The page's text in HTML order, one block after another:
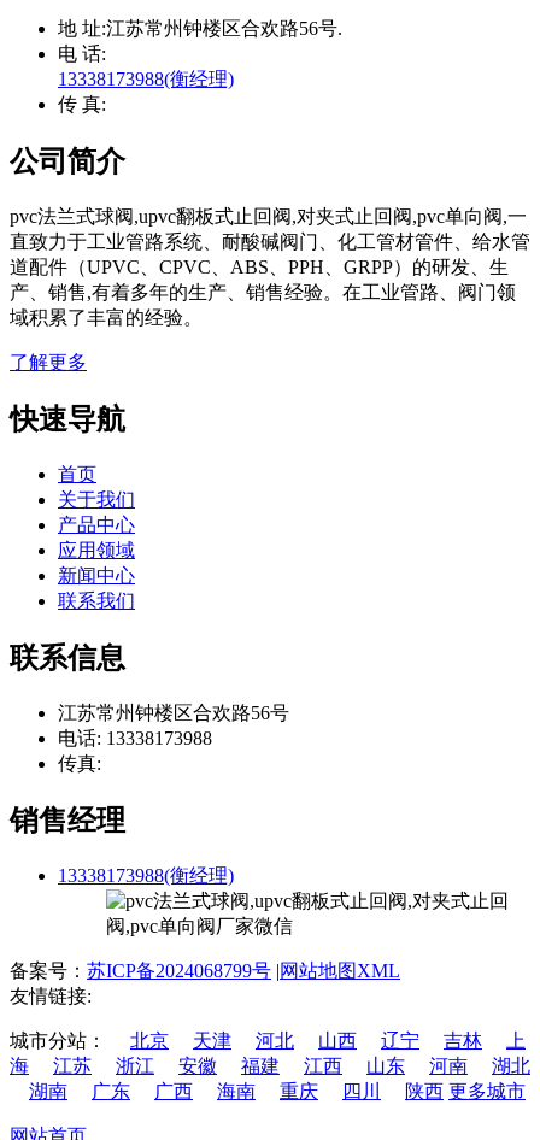
地 址:江苏常州钟楼区合欢路56号.
电 话:
13338173988(衡经理)
传 真:
公司简介
pvc法兰式球阀,upvc翻板式止回阀,对夹式止回阀,pvc单向阀,一
直致力于工业管路系统、耐酸碱阀门、化工管材管件、给水管
道配件（UPVC、CPVC、ABS、PPH、GRPP）的研发、生
产、销售,有着多年的生产、销售经验。在工业管路、阀门领
域积累了丰富的经验。
了解更多
快速导航
首页
关于我们
产品中心
应用领域
新闻中心
联系我们
联系信息
江苏常州钟楼区合欢路56号
电话: 13338173988
传真:
销售经理
13338173988(衡经理)
备案号： 苏ICP备2024068799号 |网站地图XML
友情链接:
城市分站： 北京 天津 河北 山西 辽宁 吉林
上
海
江苏 浙江 安徽 福建 江西 山东 河南
湖北
湖南
广东 广西 海南 重庆 四川 陕西 更多城市
网站首页